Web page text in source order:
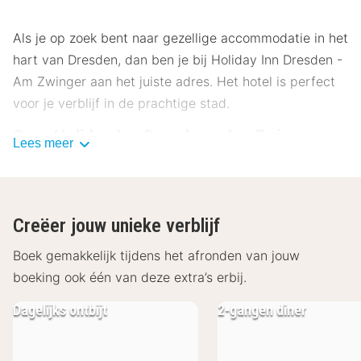
Als je op zoek bent naar gezellige accommodatie in het
hart van Dresden, dan ben je bij Holiday Inn Dresden -
Am Zwinger aan het juiste adres. Het hotel is perfect
voor je verblijf in de prachtige stad.
Over Holiday Inn Dresden - Am Zwinger
gewoon de bezienswaardigheden wilt verkennen, in
het Holiday Inn Dresden - Am Zwinger vindt je alles
wat je nodig hebt voor een aangenaam verblijf.
Faciliteiten Holiday Inn Dresden - Am
Lees meer
Creëer jouw unieke verblijf
Boek gemakkelijk tijdens het afronden van jouw
boeking ook één van deze extra’s erbij.
2-gangen diner
Dagelijks ontbijt